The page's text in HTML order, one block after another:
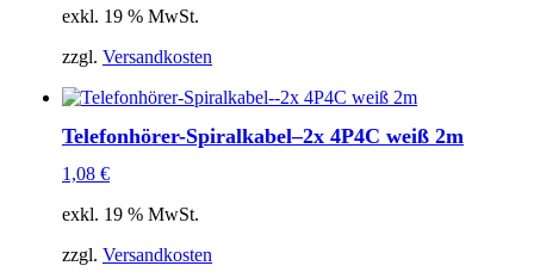
exkl. 19 % MwSt.
zzgl. Versandkosten
Telefonhörer-Spiralkabel–2x 4P4C weiß 2m
1,08 €
exkl. 19 % MwSt.
zzgl. Versandkosten